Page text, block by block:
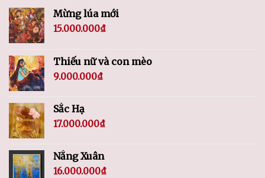
Mừng lúa mới
15.000.000₫
Thiếu nữ và con mèo
9.000.000₫
Sắc Hạ
17.000.000₫
Nắng Xuân
16.000.000₫